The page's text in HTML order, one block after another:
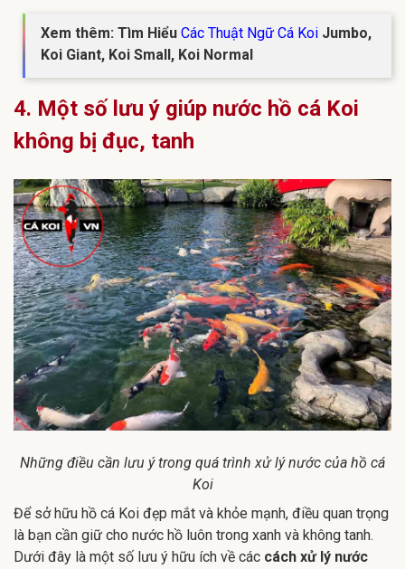
Xem thêm: Tìm Hiểu Các Thuật Ngữ Cá Koi Jumbo,
Koi Giant, Koi Small, Koi Normal
4. Một số lưu ý giúp nước hồ cá Koi
không bị đục, tanh
Những điều cần lưu ý trong quá trình xử lý nước của hồ cá
Koi
Để sở hữu hồ cá Koi đẹp mắt và khỏe mạnh, điều quan trọng
là bạn cần giữ cho nước hồ luôn trong xanh và không tanh.
Dưới đây là một số lưu ý hữu ích về các cách xử lý nước